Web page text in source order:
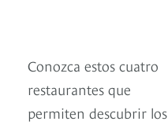
Conozca estos cuatro
restaurantes que
permiten descubrir los